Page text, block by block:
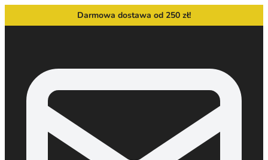
Darmowa dostawa od 250 zł!